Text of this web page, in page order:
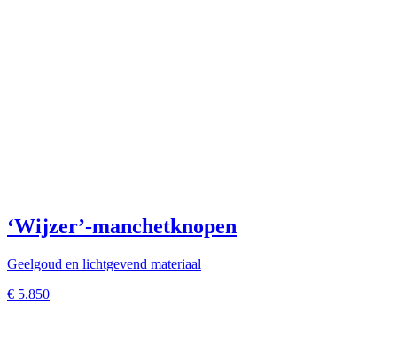
‘Wijzer’-manchetknopen
Geelgoud en lichtgevend materiaal
€ 5.850